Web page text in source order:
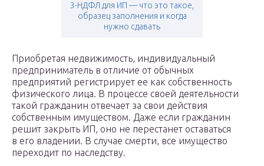
3-НДФЛ для ИП — что это такое,
образец заполнения и когда
нужно сдавать
Приобретая недвижимость, индивидуальный
предприниматель в отличие от обычных
предприятий регистрирует ее как собственность
физического лица. В процессе своей деятельности
такой гражданин отвечает за свои действия
собственным имуществом. Даже если гражданин
решит закрыть ИП, оно не перестанет оставаться
в его владении. В случае смерти, все имущество
переходит по наследству.